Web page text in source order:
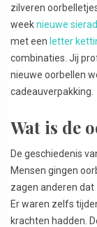
zilveren
weeknieuwe
met een letter
combinaties. Jij
nieuwe oorbellen
cadeauverpakking.
Wat is de
De geschiedenis
Mensen gingen
zagen anderen
Er waren zelfs
krachten hadden.